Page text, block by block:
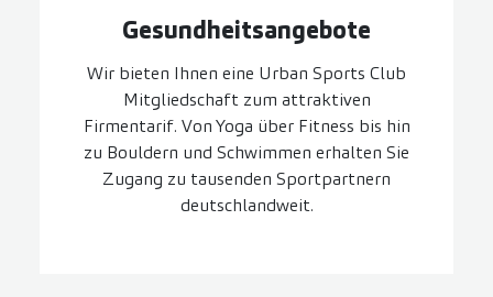
Gesundheits­angebote
Wir bieten Ihnen eine Urban Sports Club
Mitgliedschaft zum attraktiven
Firmentarif. Von Yoga über Fitness bis hin
zu Bouldern und Schwimmen erhalten Sie
Zugang zu tausenden Sportpartnern
deutschlandweit.